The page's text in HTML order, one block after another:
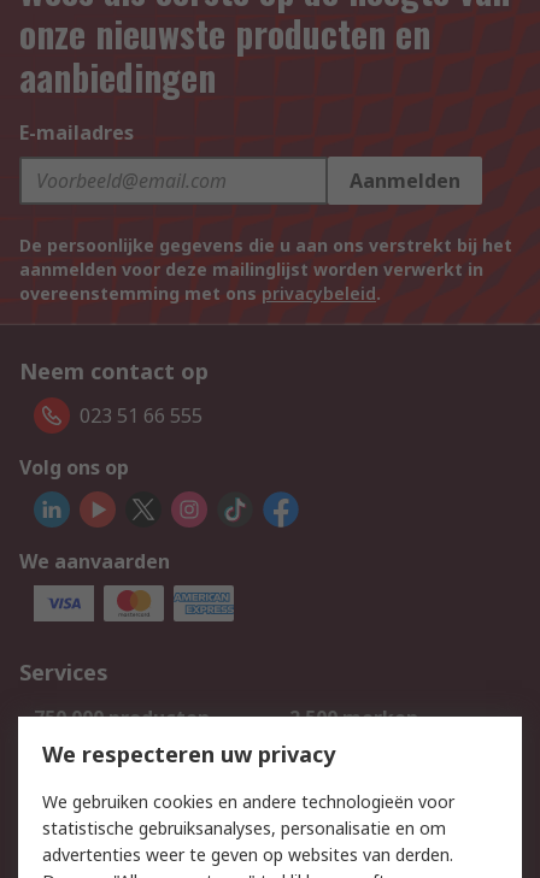
onze nieuwste producten en
aanbiedingen
E-mailadres
Aanmelden
De persoonlijke gegevens die u aan ons verstrekt bij het
aanmelden voor deze mailinglijst worden verwerkt in
overeenstemming met ons privacybeleid.
Neem contact op
023 51 66 555
Volg ons op
We aanvaarden
Services
750.000 producten
2.500 merken
Bestellen
Inkoopoplossingen
Track & Trace
We respecteren uw privacy
We gebruiken cookies en andere technologieën voor
statistische gebruiksanalyses, personalisatie en om
advertenties weer te geven op websites van derden.